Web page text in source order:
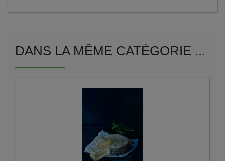
DANS LA MÊME CATÉGORIE ...